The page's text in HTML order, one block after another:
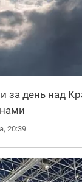
за день над
20:39